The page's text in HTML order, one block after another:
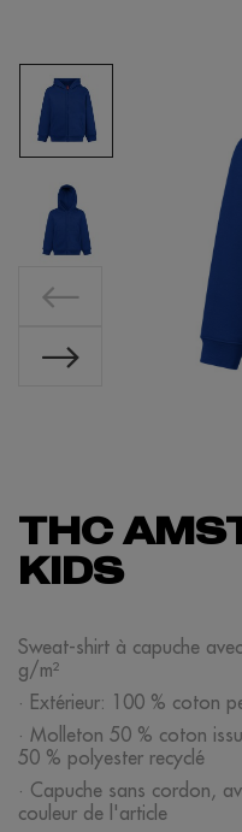
THC
KIDS
Sweat-shirt à capuche
g/m²
· Extérieur: 100 % coton
· Molleton 50 % coton
50 % polyester recyclé
· Capuche sans cordon,
couleur de l'article